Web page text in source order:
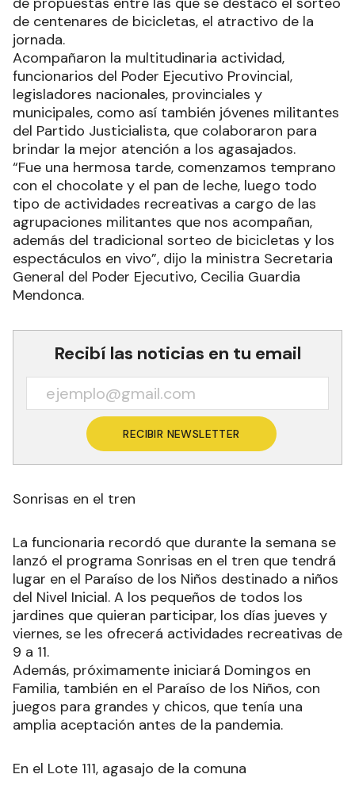
de centenares de bicicletas, el atractivo de la
jornada.
Acompañaron la multitudinaria actividad,
funcionarios del Poder Ejecutivo Provincial,
legisladores nacionales, provinciales y
municipales, como así también jóvenes militantes
del Partido Justicialista, que colaboraron para
brindar la mejor atención a los agasajados.
“Fue una hermosa tarde, comenzamos temprano
con el chocolate y el pan de leche, luego todo
tipo de actividades recreativas a cargo de las
agrupaciones militantes que nos acompañan,
además del tradicional sorteo de bicicletas y los
espectáculos en vivo”, dijo la ministra Secretaria
General del Poder Ejecutivo, Cecilia Guardia
Mendonca.
Recibí las noticias en tu email
RECIBIR NEWSLETTER
Sonrisas en el tren
La funcionaria recordó que durante la semana se
lanzó el programa Sonrisas en el tren que tendrá
lugar en el Paraíso de los Niños destinado a niños
del Nivel Inicial. A los pequeños de todos los
jardines que quieran participar, los días jueves y
viernes, se les ofrecerá actividades recreativas de
9 a 11.
Además, próximamente iniciará Domingos en
Familia, también en el Paraíso de los Niños, con
juegos para grandes y chicos, que tenía una
amplia aceptación antes de la pandemia.
En el Lote 111, agasajo de la comuna